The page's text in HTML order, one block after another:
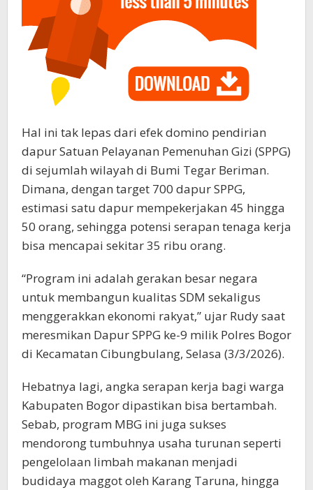
Hal ini tak lepas dari efek domino pendirian
dapur Satuan Pelayanan Pemenuhan Gizi (SPPG)
di sejumlah wilayah di Bumi Tegar Beriman.
Dimana, dengan target 700 dapur SPPG,
estimasi satu dapur mempekerjakan 45 hingga
50 orang, sehingga potensi serapan tenaga kerja
bisa mencapai sekitar 35 ribu orang.
“Program ini adalah gerakan besar negara
untuk membangun kualitas SDM sekaligus
menggerakkan ekonomi rakyat,” ujar Rudy saat
meresmikan Dapur SPPG ke-9 milik Polres Bogor
di Kecamatan Cibungbulang, Selasa (3/3/2026).
Hebatnya lagi, angka serapan kerja bagi warga
Kabupaten Bogor dipastikan bisa bertambah.
Sebab, program MBG ini juga sukses
mendorong tumbuhnya usaha turunan seperti
pengelolaan limbah makanan menjadi
budidaya maggot oleh Karang Taruna, hingga